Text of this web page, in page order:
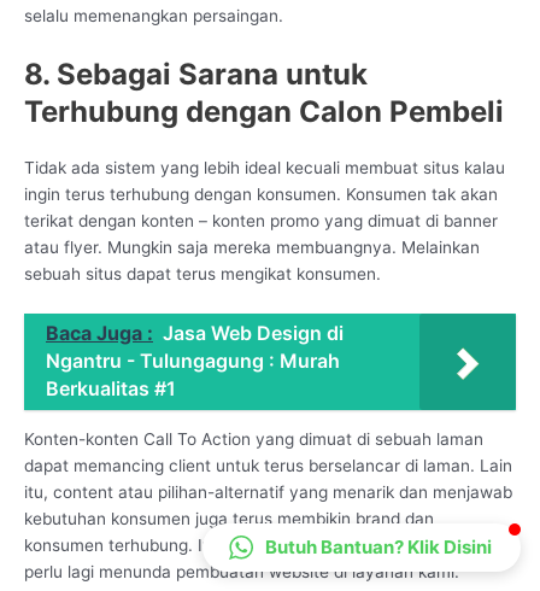
selalu memenangkan persaingan.
8. Sebagai Sarana untuk
Terhubung dengan Calon Pembeli
Tidak ada sistem yang lebih ideal kecuali membuat situs kalau
ingin terus terhubung dengan konsumen. Konsumen tak akan
terikat dengan konten – konten promo yang dimuat di banner
atau flyer. Mungkin saja mereka membuangnya. Melainkan
sebuah situs dapat terus mengikat konsumen.
Baca Juga : Jasa Web Design di
Ngantru - Tulungagung : Murah
Berkualitas #1
Konten-konten Call To Action yang dimuat di sebuah laman
dapat memancing client untuk terus berselancar di laman. Lain
itu, content atau pilihan-alternatif yang menarik dan menjawab
kebutuhan konsumen juga terus membikin brand dan
konsumen terhubung. Itulah alasannya kenapa Anda tidak
perlu lagi menunda pembuatan website di layanan kami.
CS Lenteraweb
Online
Butuh Bantuan? Klik Disini